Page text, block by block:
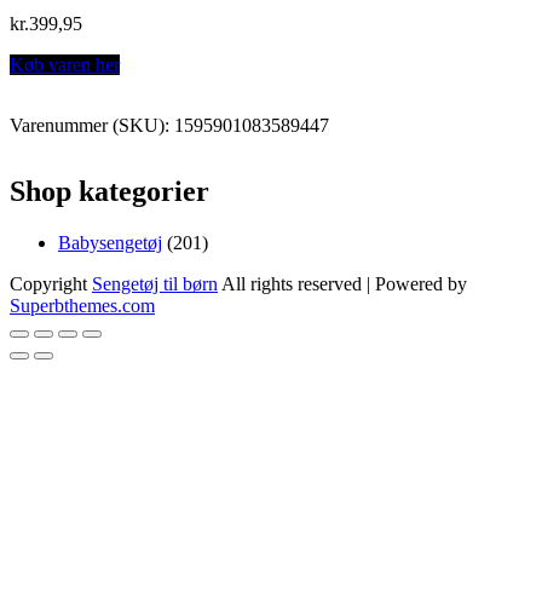
kr.399,95
Køb varen her
Varenummer (SKU): 1595901083589447
Shop kategorier
Babysengetøj 201201
Copyright Sengetøj til børn All rights reserved | Powered by
Superbthemes.com